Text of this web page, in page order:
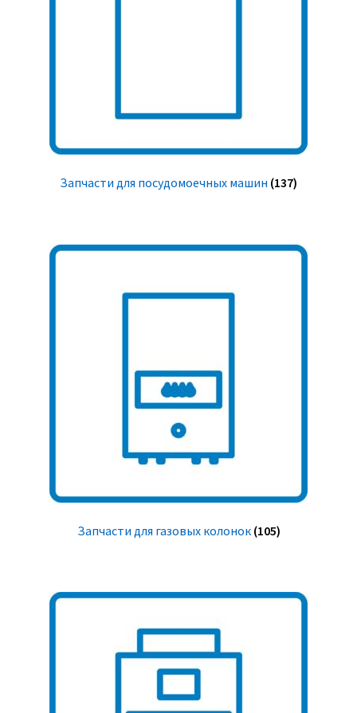
Запчасти для посудомоечных машин (137)
Запчасти для газовых колонок (105)